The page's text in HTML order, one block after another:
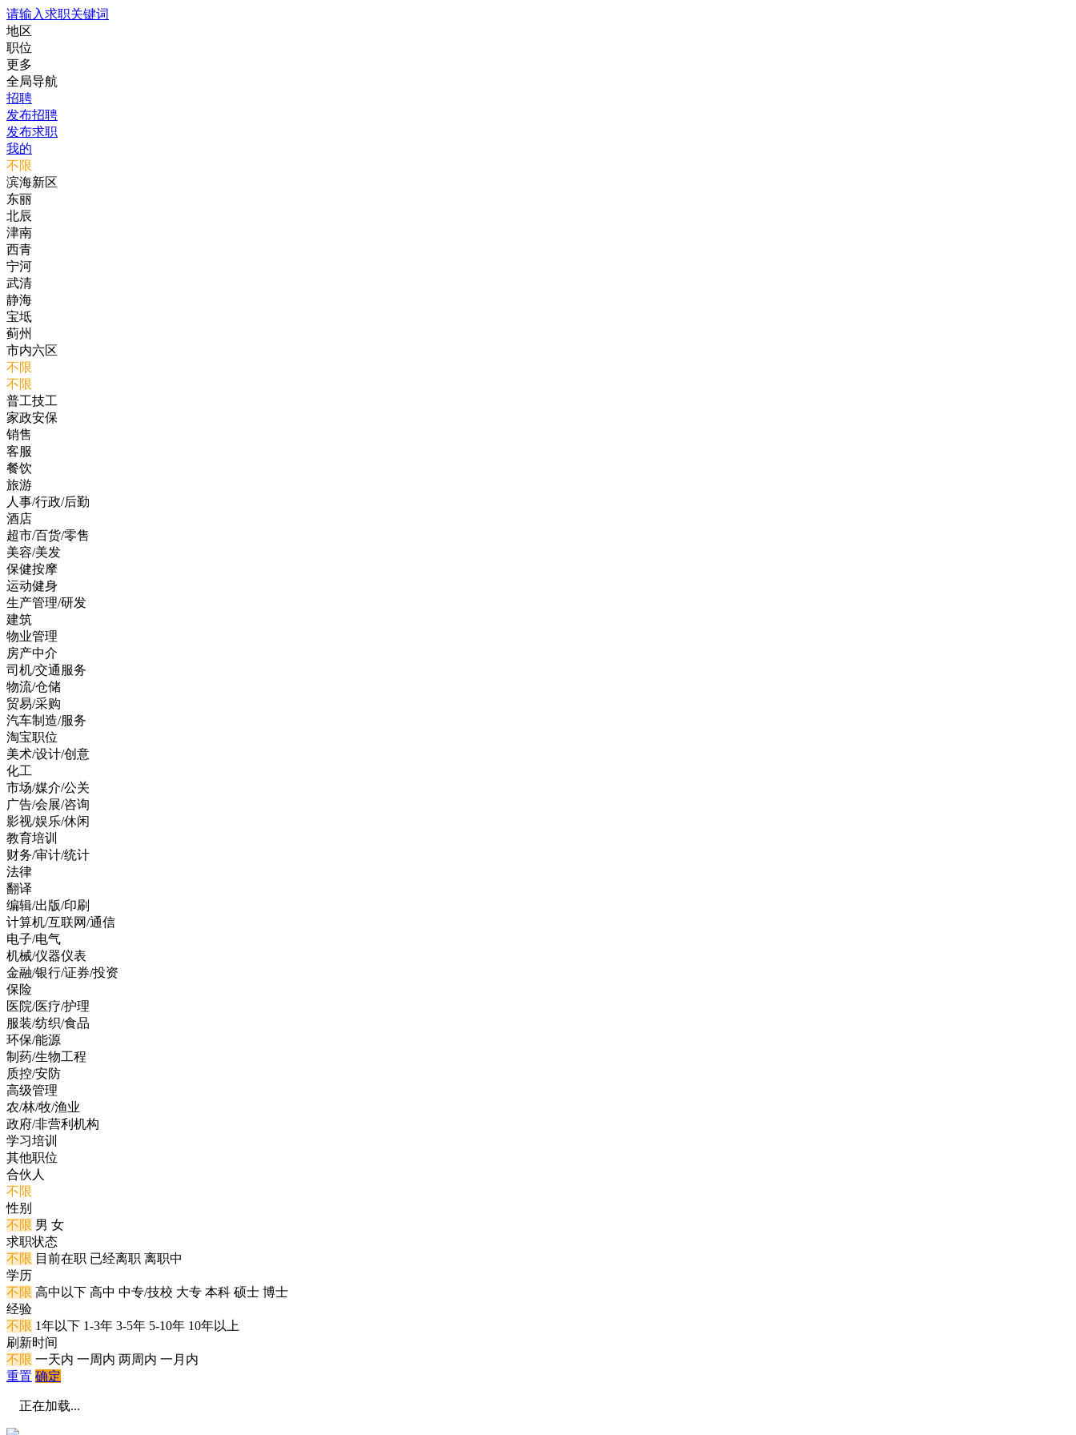
请输入求职关键词
地区
职位
更多
全局导航
招聘
发布招聘
发布求职
我的
不限
滨海新区
东丽
北辰
津南
西青
宁河
武清
静海
宝坻
蓟州
市内六区
不限
不限
普工技工
家政安保
销售
客服
餐饮
旅游
人事/行政/后勤
酒店
超市/百货/零售
美容/美发
保健按摩
运动健身
生产管理/研发
建筑
物业管理
房产中介
司机/交通服务
物流/仓储
贸易/采购
汽车制造/服务
淘宝职位
美术/设计/创意
化工
市场/媒介/公关
广告/会展/咨询
影视/娱乐/休闲
教育培训
财务/审计/统计
法律
翻译
编辑/出版/印刷
计算机/互联网/通信
电子/电气
机械/仪器仪表
金融/银行/证券/投资
保险
医院/医疗/护理
服装/纺织/食品
环保/能源
制药/生物工程
质控/安防
高级管理
农/林/牧/渔业
政府/非营利机构
学习培训
其他职位
合伙人
不限
性别
不限 男 女
求职状态
不限 目前在职 已经离职 离职中
学历
不限 高中以下 高中 中专/技校 大专 本科 硕士 博士
经验
不限 1年以下 1-3年 3-5年 5-10年 10年以上
刷新时间
不限 一天内 一周内 两周内 一月内
重置 确定
正在加载...